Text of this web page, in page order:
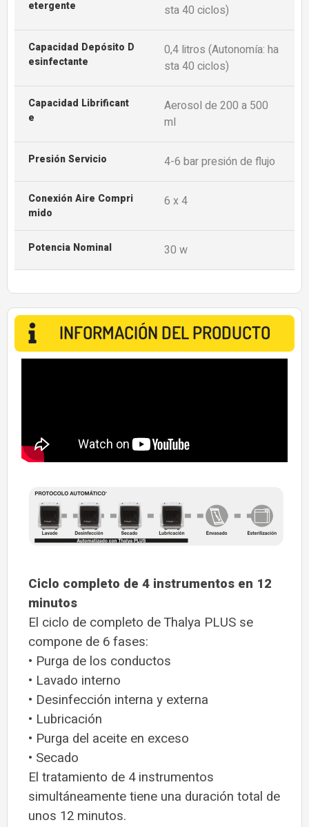
Etergente
sta 40 ciclos)
Capacidad Depósito D
Esinfectante
0,4 litros (Autonomía: ha
sta 40 ciclos)
Capacidad Librificant
E
Aerosol de 200 a 500
ml
Presión Servicio 4-6 bar presión de flujo
Conexión Aire Compri
Mido
6 x 4
Potencia Nominal 30 w
INFORMACIÓN DEL PRODUCTO
Ciclo completo de 4 instrumentos en 12
minutos
El ciclo de completo de Thalya PLUS se
compone de 6 fases:
• Purga de los conductos
• Lavado interno
• Desinfección interna y externa
• Lubricación
• Purga del aceite en exceso
• Secado
El tratamiento de 4 instrumentos
simultáneamente tiene una duración total de
unos 12 minutos.